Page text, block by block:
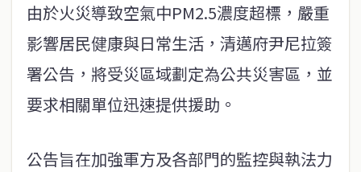
由於火災導致空氣中PM2.5濃度超標，嚴重
影響居民健康與日常生活，清邁府尹尼拉簽
署公告，將受災區域劃定為公共災害區，並
要求相關單位迅速提供援助。
公告旨在加強軍方及各部門的監控與執法力